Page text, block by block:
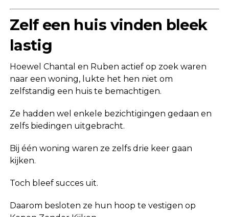
Zelf een huis vinden bleek
lastig
Hoewel Chantal en Ruben actief op zoek waren
naar een woning, lukte het hen niet om
zelfstandig een huis te bemachtigen.
Ze hadden wel enkele bezichtigingen gedaan en
zelfs biedingen uitgebracht.
Bij één woning waren ze zelfs drie keer gaan
kijken.
Toch bleef succes uit.
Daarom besloten ze hun hoop te vestigen op